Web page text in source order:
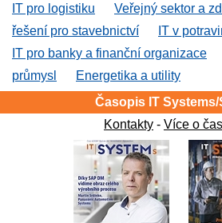
IT pro logistiku
Veřejný sektor a
řešení pro stavebnictví
IT v
IT pro banky a finanční organizace
průmysl
Energetika a utility
Časopis IT Systems/
Kontakty - Více o